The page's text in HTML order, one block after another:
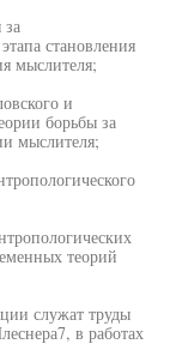
становления
мыслителя;
и
борьбы за
мыслителя;
теорий
служат труды
в работах